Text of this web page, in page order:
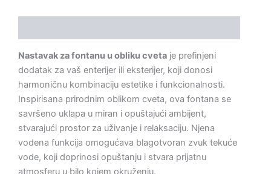
Nastavak za fontanu u obliku cveta je prefinjeni
dodatak za vaš enterijer ili eksterijer, koji donosi
harmoničnu kombinaciju estetike i funkcionalnosti.
Inspirisana prirodnim oblikom cveta, ova fontana se
savršeno uklapa u miran i opuštajući ambijent,
stvarajući prostor za uživanje i relaksaciju. Njena
vodena funkcija omogućava blagotvoran zvuk tekuće
vode, koji doprinosi opuštanju i stvara prijatnu
atmosferu u bilo kojem okruženju.